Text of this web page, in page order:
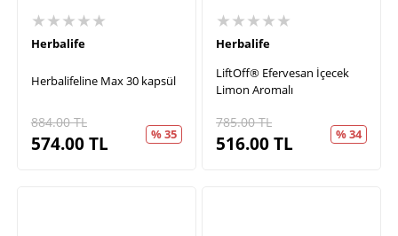
★★★★★
Herbalife
Herbalifeline Max 30 kapsül
884.00TL
574.00TL % 35
★★★★★
Herbalife
LiftOff® Efervesan İçecek
Limon Aromalı
785.00TL
516.00TL % 34